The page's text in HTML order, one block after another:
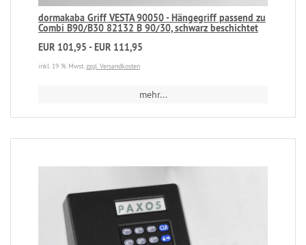
dormakaba Griff VESTA 90050 - Hängegriff passend zu
Combi B90/B30 82132 B 90/30, schwarz beschichtet
EUR 101,95 - EUR 111,95
inkl. 19 % Mwst.zzgl. Versandkosten
mehr...